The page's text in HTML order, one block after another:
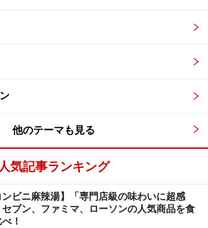
これ1個で完結しているのはうれしい
ーンだけ味わって、そのあとクリー
いちごソースものせて……と、いろい
るのも魅力です。
他のテーマも見る
人気記事ランキング
ンビニ麻辣湯】「専門店級の味わいに超感
セブン、ファミマ、ローソンの人気商品を食
！